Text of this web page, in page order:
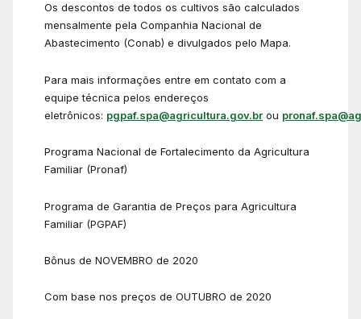
Os descontos de todos os cultivos são calculados
mensalmente pela Companhia Nacional de
Abastecimento (Conab) e divulgados pelo Mapa.
Para mais informações entre em contato com a
equipe técnica pelos endereços
eletrônicos: pgpaf.spa@agricultura.gov.br ou
Programa Nacional de Fortalecimento da Agricultura
Familiar (Pronaf)
Programa de Garantia de Preços para Agricultura
Familiar (PGPAF)
Bônus de NOVEMBRO de 2020
Com base nos preços de OUTUBRO de 2020